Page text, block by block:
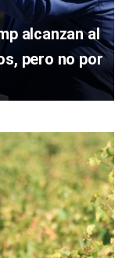
alcanzan al
pero no por